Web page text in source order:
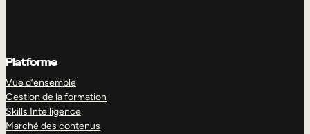
Platforme
Vue d’ensemble
Gestion de la formation
Skills Intelligence
Marché des contenus